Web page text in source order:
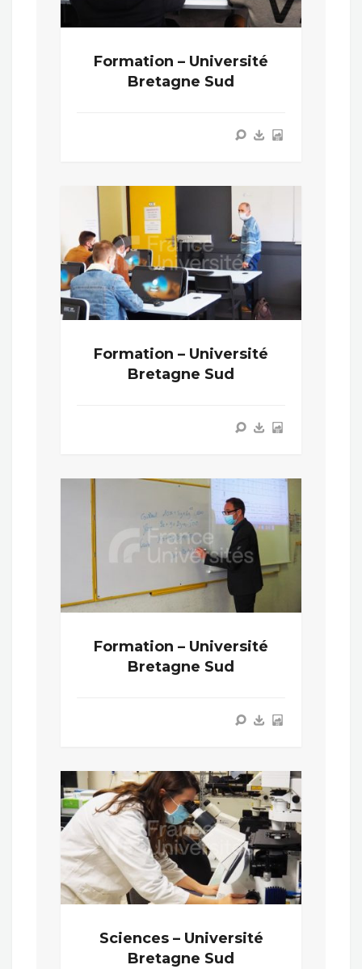
Formation – Université
Bretagne Sud
Formation – Université
Bretagne Sud
Formation – Université
Bretagne Sud
Sciences – Université
Bretagne Sud